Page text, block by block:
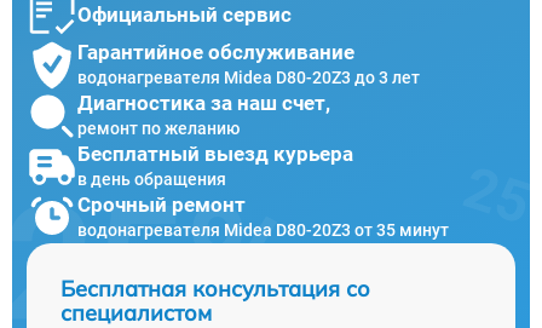
Официальный сервис
Гарантийное обслуживание
водонагревателя Midea D80-20Z3 до 3 лет
Диагностика за наш счет,
ремонт по желанию
Бесплатный выезд курьера
в день обращения
Срочный ремонт
водонагревателя Midea D80-20Z3 от 35 минут
Бесплатная консультация со
специалистом